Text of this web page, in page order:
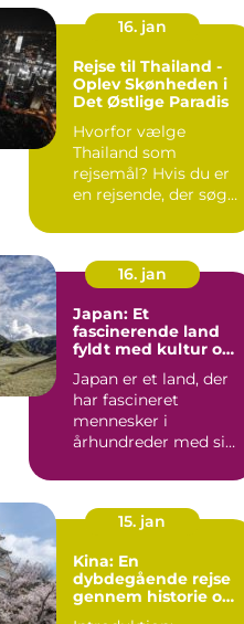
16. jan
Rejse til Thailand -
Oplev Skønheden i
Det Østlige Paradis
Hvorfor vælge
Thailand som
rejsemål? Hvis du er
en rejsende, der søger
med sol...
16. jan
Japan: Et
fascinerende land
fyldt med kultur og
Japan er et land, der
har fascineret
mennesker i
århundreder med sin
tradition og...
15. jan
Kina: En
dybdegående rejse
gennem historie og